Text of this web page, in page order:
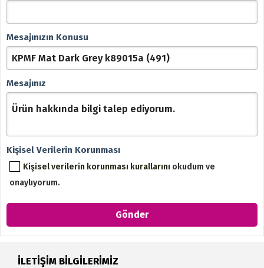
Mesajınızın Konusu
Mesajınız
Kişisel Verilerin Korunması
Kişisel verilerin korunması kurallarını okudum ve
onaylıyorum.
İLETİŞİM BİLGİLERİMİZ